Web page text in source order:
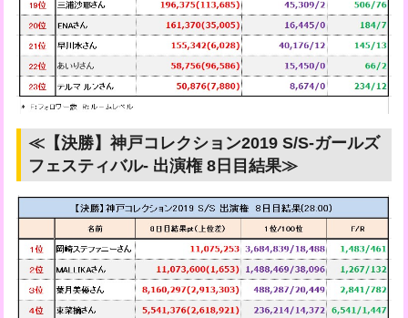
≪【決勝】神戸コレクション2019 S/S-ガールズ
フェスティバル- 出演権 8日目結果≫